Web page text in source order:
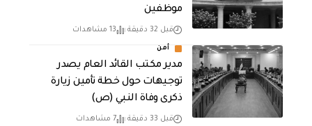
موظفين
قبل 32 دقيقة 13 مشاهدات
أمن
مدير مكتب القائد العام يصدر
توجيهات حول خطة تأمين زيارة
ذكرى وفاة النبي (ص)
قبل 33 دقيقة 7 مشاهدات